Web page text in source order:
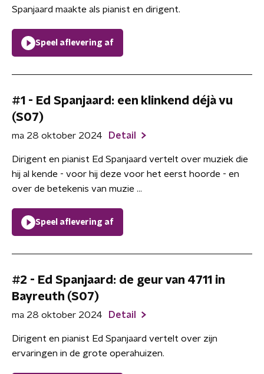
Spanjaard maakte als pianist en dirigent.
Speel aflevering af
#1 - Ed Spanjaard: een klinkend déjà vu
(S07)
ma 28 oktober 2024 Detail
Dirigent en pianist Ed Spanjaard vertelt over muziek die
hij al kende - voor hij deze voor het eerst hoorde - en
over de betekenis van muzie ...
Speel aflevering af
#2 - Ed Spanjaard: de geur van 4711 in
Bayreuth (S07)
ma 28 oktober 2024 Detail
Dirigent en pianist Ed Spanjaard vertelt over zijn
ervaringen in de grote operahuizen.